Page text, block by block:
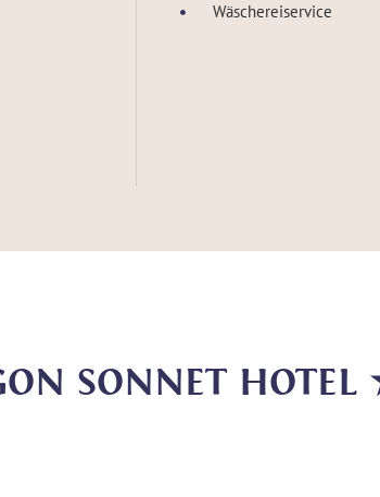
Wäschereiservice
SONNET